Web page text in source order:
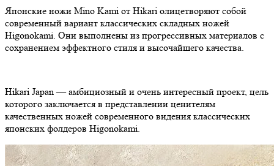
Японские ножи Mino Kami от Hikari олицетворяют собой
современный вариант классических складных ножей
Higonokami. Они выполнены из прогрессивных материалов с
сохранением эффектного стиля и высочайшего качества.
Hikari Japan — амбициозный и очень интересный проект, цель
которого заключается в представлении ценителям
качественных ножей современного видения классических
японских фолдеров Higonokami.